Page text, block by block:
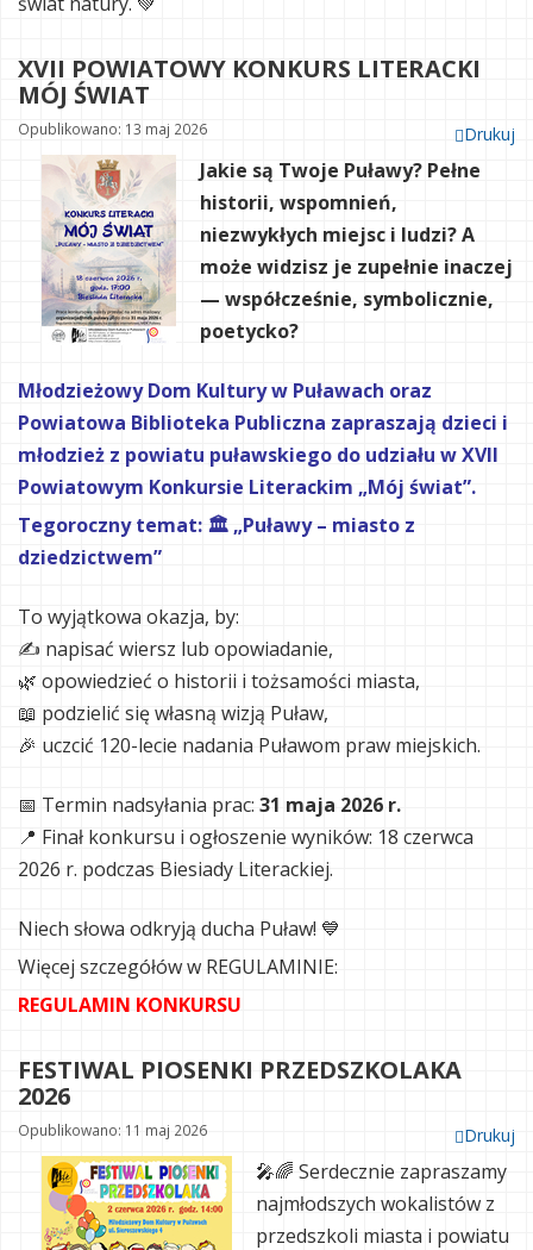
XVII POWIATOWY KONKURS LITERACKI
MÓJ ŚWIAT
Drukuj
Opublikowano: 13 maj 2026
Jakie są Twoje Puławy? Pełne
historii, wspomnień,
niezwykłych miejsc i ludzi? A
może widzisz je zupełnie inaczej
— współcześnie, symbolicznie,
poetycko?
Młodzieżowy Dom Kultury w Puławach oraz
Powiatowa Biblioteka Publiczna zapraszają dzieci i
młodzież z powiatu puławskiego do udziału w XVII
Powiatowym Konkursie Literackim „Mój świat”.
Tegoroczny temat: 🏛️ „Puławy – miasto z
dziedzictwem”
To wyjątkowa okazja, by:
✍️ napisać wiersz lub opowiadanie,
🌿 opowiedzieć o historii i tożsamości miasta,
📖 podzielić się własną wizją Puław,
🎉 uczcić 120-lecie nadania Puławom praw miejskich.
📅 Termin nadsyłania prac: 31 maja 2026 r.
📍 Finał konkursu i ogłoszenie wyników: 18 czerwca
2026 r. podczas Biesiady Literackiej.
Niech słowa odkryją ducha Puław! 💙
Więcej szczegółów w REGULAMINIE:
REGULAMIN KONKURSU
FESTIWAL PIOSENKI PRZEDSZKOLAKA
2026
Drukuj
Opublikowano: 11 maj 2026
🎤🌈 Serdecznie zapraszamy
najmłodszych wokalistów z
przedszkoli miasta i powiatu